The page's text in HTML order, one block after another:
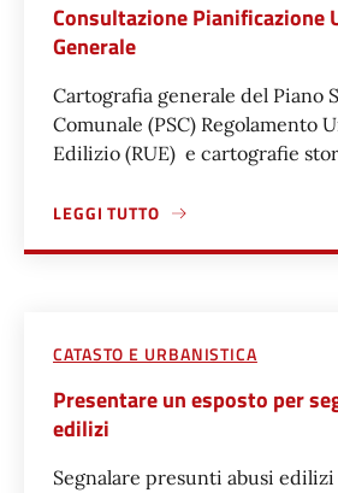
Consultazione Pianificazione
Generale
Cartografia generale del Piano
Comunale (PSC) Regolamento
Edilizio (RUE) e cartografie
LEGGI TUTTO
A PROPOSITO DI
CATASTO E URBANISTICA
Presentare un esposto per
edilizi
Segnalare presunti abusi